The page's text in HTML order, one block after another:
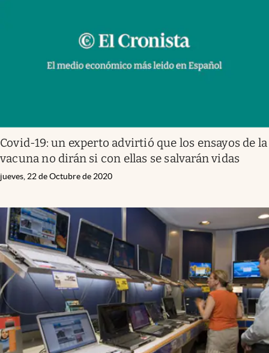
Mediakit
abre en nueva pestaña
Argentina
Covid-19: un experto advirtió que los ensayos de la
vacuna no dirán si con ellas se salvarán vidas
jueves, 22 de Octubre de 2020